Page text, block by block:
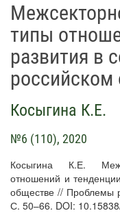
типы
развития в
Косыгина К.Е.
№6 (110), 2020
Косыгина К.Е.
отношений и
обществе // Проблемы
С. 50–66. DOI: